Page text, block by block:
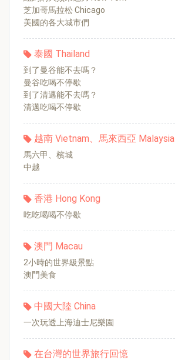
芝加哥馬拉松 Chicago
美國的各大城市們
泰國 Thailand
到了曼谷能不去嗎？
曼谷吃喝不停歇
到了清邁能不去嗎？
清邁吃喝不停歇
越南 Vietnam、馬來西亞 Malaysia
馬六甲、檳城
中越
香港 Hong Kong
吃吃喝喝不停歇
澳門 Macau
2小時的世界級景點
澳門美食
中國大陸 China
一次玩透上海迪士尼樂園
在台灣的世界旅行回憶